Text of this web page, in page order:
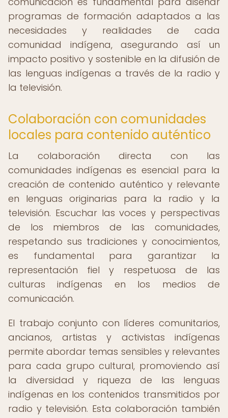
programas de formación adaptados a las
necesidades y realidades de cada
comunidad indígena, asegurando así un
impacto positivo y sostenible en la difusión de
las lenguas indígenas a través de la radio y
la televisión.
Colaboración con comunidades
locales para contenido auténtico
La colaboración directa con las
comunidades indígenas es esencial para la
creación de contenido auténtico y relevante
en lenguas originarias para la radio y la
televisión. Escuchar las voces y perspectivas
de los miembros de las comunidades,
respetando sus tradiciones y conocimientos,
es fundamental para garantizar la
representación fiel y respetuosa de las
culturas indígenas en los medios de
comunicación.
El trabajo conjunto con líderes comunitarios,
ancianos, artistas y activistas indígenas
permite abordar temas sensibles y relevantes
para cada grupo cultural, promoviendo así
la diversidad y riqueza de las lenguas
indígenas en los contenidos transmitidos por
radio y televisión. Esta colaboración también